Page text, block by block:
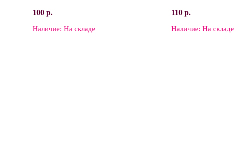
100 р.
В корзину
Наличие: На складе
110 р.
В корзину
Наличие: На складе